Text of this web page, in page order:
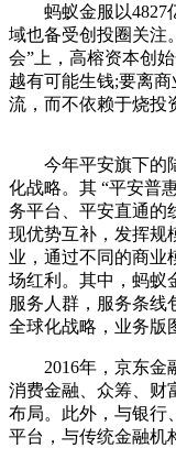
蚂蚁金服以4827
域也备受创投圈关注
会”上，高榕资本创
越有可能生钱;要离
流，而不依赖于烧投
今年平安旗下的陆
化战略。其 “平安普
务平台、平安直通的
现优势互补，发挥
业，通过不同的商业
场红利。其中，蚂蚁
服务人群，服务条线
全球化战略，业务版
2016年，京东金融
消费金融、众筹、财
布局。此外，与银行
平台，与传统金融机